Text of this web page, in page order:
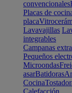
convencionales
Placas de
placa
Lavavajillas
integrables
Campanas
Pequeños
Microondas
asarBatidoras
Cocina
Calefacción